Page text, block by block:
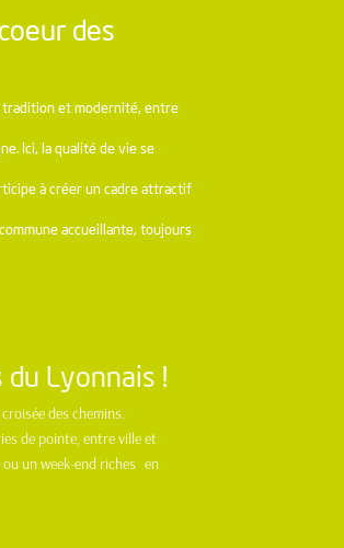
des
tradition et modernité, entre
Ici, la qualité de vie se
à créer un cadre attractif
accueillante, toujours
Lyonnais !
des chemins.
de pointe, entre ville et
un week-end riches en